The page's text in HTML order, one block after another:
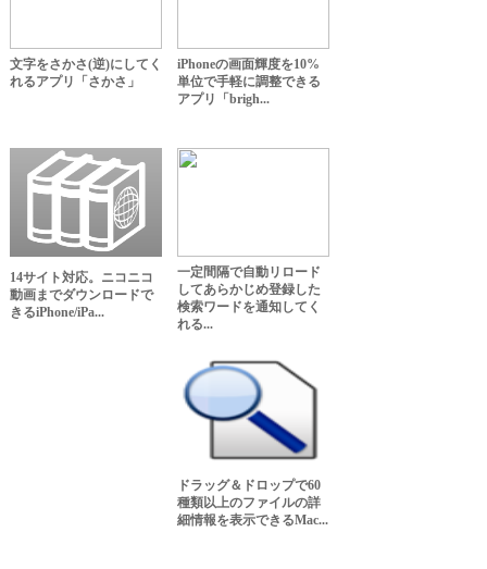
文字をさかさ(逆)にしてく
れるアプリ「さかさ」
iPhoneの画面輝度を10%
単位で手軽に調整できる
アプリ「brigh...
14サイト対応。ニコニコ
動画までダウンロードで
きるiPhone/iPa...
一定間隔で自動リロード
してあらかじめ登録した
検索ワードを通知してく
れる...
ドラッグ＆ドロップで60
種類以上のファイルの詳
細情報を表示できるMac...